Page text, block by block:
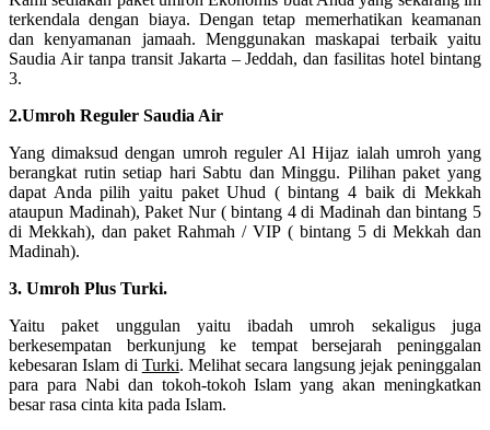
terkendala dengan biaya. Dengan tetap memerhatikan keamanan
dan kenyamanan jamaah. Menggunakan maskapai terbaik yaitu
Saudia Air tanpa transit Jakarta – Jeddah, dan fasilitas hotel bintang
3.
2.Umroh Reguler Saudia Air
Yang dimaksud dengan umroh reguler Al Hijaz ialah umroh yang
berangkat rutin setiap hari Sabtu dan Minggu. Pilihan paket yang
dapat Anda pilih yaitu paket Uhud ( bintang 4 baik di Mekkah
ataupun Madinah), Paket Nur ( bintang 4 di Madinah dan bintang 5
di Mekkah), dan paket Rahmah / VIP ( bintang 5 di Mekkah dan
Madinah).
3. Umroh Plus Turki.
Yaitu paket unggulan yaitu ibadah umroh sekaligus juga
berkesempatan berkunjung ke tempat bersejarah peninggalan
kebesaran Islam di Turki. Melihat secara langsung jejak peninggalan
para para Nabi dan tokoh-tokoh Islam yang akan meningkatkan
besar rasa cinta kita pada Islam.